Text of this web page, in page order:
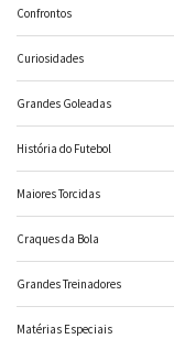
Confrontos
Curiosidades
Grandes Goleadas
História do Futebol
Maiores Torcidas
Craques da Bola
Grandes Treinadores
Matérias Especiais